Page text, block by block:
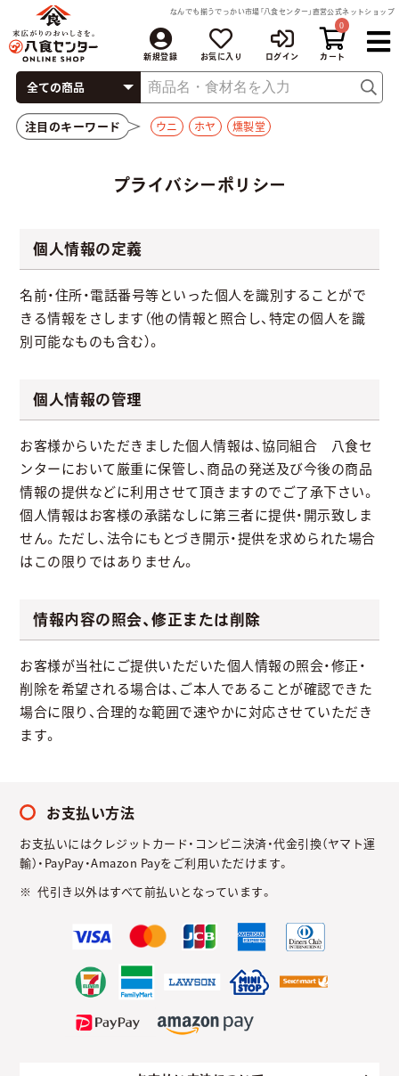
なんでも揃うでっかい市場「八食センター」直営公式ネットショップ
新規登録 お気に入り ログイン
0
注目のキーワード ウニ ホヤ 燻製堂
プライバシーポリシー
個人情報の定義
名前・住所・電話番号等といった個人を識別することがで
きる情報をさします（他の情報と照合し、特定の個人を識
別可能なものも含む）。
個人情報の管理
お客様からいただきました個人情報は、協同組合 八食セ
ンターにおいて厳重に保管し、商品の発送及び今後の商品
情報の提供などに利用させて頂きますのでご了承下さい。
個人情報はお客様の承諾なしに第三者に提供・開示致しま
せん。ただし、法令にもとづき開示・提供を求められた場合
はこの限りではありません。
情報内容の照会、修正または削除
お客様が当社にご提供いただいた個人情報の照会・修正・
削除を希望される場合は、ご本人であることが確認できた
場合に限り、合理的な範囲で速やかに対応させていただき
ます。
お支払い方法
お支払いにはクレジットカード・コンビニ決済・代金引換（ヤマト運
輸）・PayPay・Amazon Payをご利用いただけます。
代引き以外はすべて前払いとなっています。